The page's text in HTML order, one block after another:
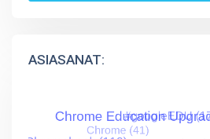
ASIASANAT: